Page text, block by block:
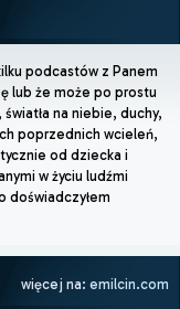
podcastów z Panem
lub że może po prostu
na niebie, duchy,
poprzednich wcieleń,
od dziecka i
w życiu ludźmi
doświadczyłem
więcej na: emilcin.com